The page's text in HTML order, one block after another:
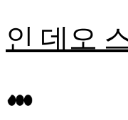
인 데오